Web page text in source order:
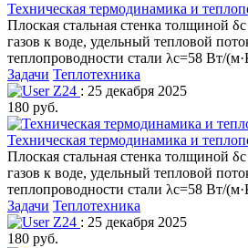
Техническая термодинамика и
Плоская стальная стенка толщиной
газов к воде, удельный тепловой
теплопроводности стали λс=58 Вт/
Задачи Теплотехника
Z24 : 25 декабря 2025
180 руб.
Техническая термодинамика и
Плоская стальная стенка толщиной
газов к воде, удельный тепловой
теплопроводности стали λс=58 Вт/
Задачи Теплотехника
Z24 : 25 декабря 2025
180 руб.